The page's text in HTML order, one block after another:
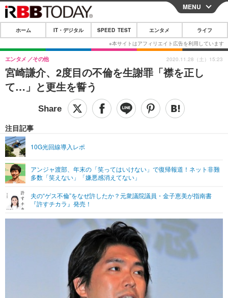
CLOSE
ホーム
IT・デジタル
IT・デジタルTOP スマートフォン
ショッピング その他
SPEED TEST
エンタメTOP 映画・ドラマ
グラビア
ショッピング その他
ライフTOP
その他
リリース一覧
プッシュ通知の停止方法
MENU
ホーム IT・デジタル SPEED TEST エンタメ ライフ
宮崎謙介、2度目の不倫を生謝罪「襟を正し
て…」と更生を誓う
エンタメ その他
注目記事
10G光回線導入レポ
アンジャ渡部、年末の「笑ってはいけない」で復帰報道！ネット非難
多数「笑えない」「嫌悪感消えてない」
夫の“ゲス不倫”をなぜ許したか？元衆議院議員・金子恵美が指南書
『許すチカラ』発売！
2020.11.28（土）15:23